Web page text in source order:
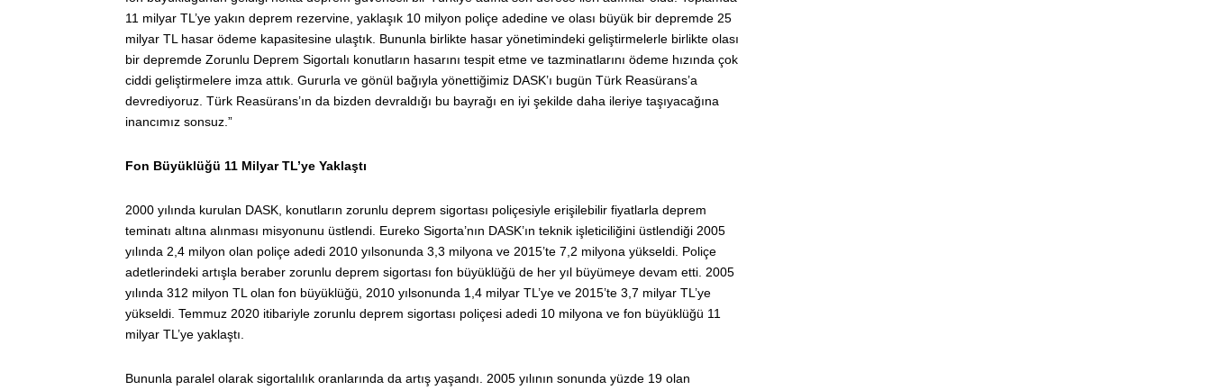
11 milyar TL’ye yakın deprem rezervine, yaklaşık 10 milyon poliçe adedine ve olası büyük bir depremde 25
milyar TL hasar ödeme kapasitesine ulaştık. Bununla birlikte hasar yönetimindeki geliştirmelerle birlikte olası
bir depremde Zorunlu Deprem Sigortalı konutların hasarını tespit etme ve tazminatlarını ödeme hızında çok
ciddi geliştirmelere imza attık. Gururla ve gönül bağıyla yönettiğimiz DASK’ı bugün Türk Reasürans’a
devrediyoruz. Türk Reasürans’ın da bizden devraldığı bu bayrağı en iyi şekilde daha ileriye taşıyacağına
inancımız sonsuz.”
Fon Büyüklüğü 11 Milyar TL’ye Yaklaştı
2000 yılında kurulan DASK, konutların zorunlu deprem sigortası poliçesiyle erişilebilir fiyatlarla deprem
teminatı altına alınması misyonunu üstlendi. Eureko Sigorta’nın DASK’ın teknik işleticiliğini üstlendiği 2005
yılında 2,4 milyon olan poliçe adedi 2010 yılsonunda 3,3 milyona ve 2015’te 7,2 milyona yükseldi. Poliçe
adetlerindeki artışla beraber zorunlu deprem sigortası fon büyüklüğü de her yıl büyümeye devam etti. 2005
yılında 312 milyon TL olan fon büyüklüğü, 2010 yılsonunda 1,4 milyar TL’ye ve 2015’te 3,7 milyar TL’ye
yükseldi. Temmuz 2020 itibariyle zorunlu deprem sigortası poliçesi adedi 10 milyona ve fon büyüklüğü 11
milyar TL’ye yaklaştı.
Bununla paralel olarak sigortalılık oranlarında da artış yaşandı. 2005 yılının sonunda yüzde 19 olan